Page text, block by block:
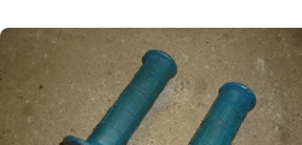
n
p
V
p